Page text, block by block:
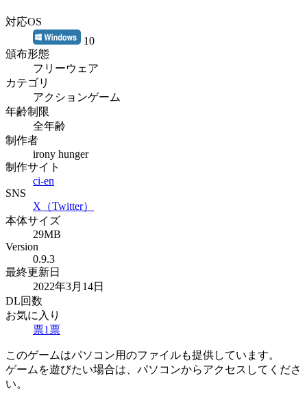
対応OS
10
頒布形態
フリーウェア
カテゴリ
アクションゲーム
年齢制限
全年齢
制作者
irony hunger
制作サイト
ci-en
SNS
X（Twitter）
本体サイズ
29MB
Version
0.9.3
最終更新日
2022年3月14日
DL回数
お気に入り
票1 票
このゲームはパソコン用のファイルも提供しています。
ゲームを遊びたい場合は、パソコンからアクセスしてくださ
い。